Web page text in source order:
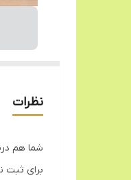
نظرات
شما هم
برای ثبت